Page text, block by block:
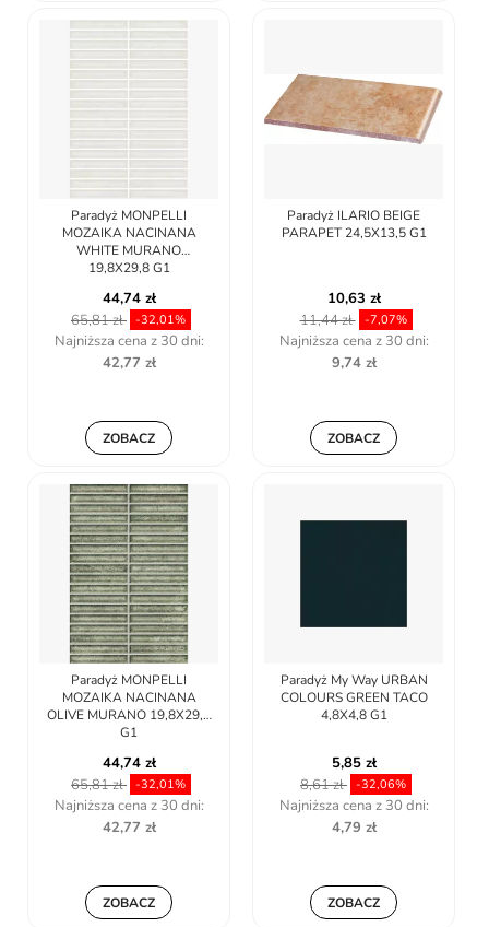
Paradyż MONPELLI
MOZAIKA NACINANA
WHITE MURANO
19,8X29,8 G1
44,74 zł
65,81 zł -32,01%
Najniższa cena z 30 dni:
42,77 zł
ZOBACZ
Paradyż ILARIO BEIGE
PARAPET 24,5X13,5 G1
10,63 zł
11,44 zł
-7,07%
Najniższa cena z 30 dni:
9,74 zł
ZOBACZ
Paradyż MONPELLI
MOZAIKA NACINANA
OLIVE MURANO 19,8X29,8
G1
44,74 zł
65,81 zł -32,01%
Najniższa cena z 30 dni:
42,77 zł
ZOBACZ
Paradyż My Way URBAN
COLOURS GREEN TACO
4,8X4,8 G1
5,85 zł
8,61 zł -32,06%
Najniższa cena z 30 dni:
4,79 zł
ZOBACZ